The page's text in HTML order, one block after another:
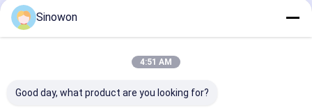
প্রস্তাবিত পণ্য
Sinowon
4:51 AM
Good day, what product are you looking for?